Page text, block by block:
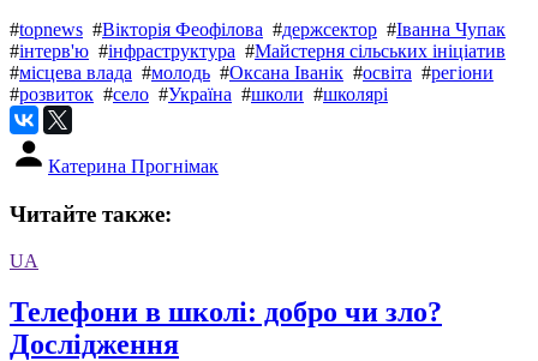
#topnews #Вікторія Феофілова #держсектор #Іванна Чупак
#інтерв'ю #інфраструктура #Майстерня сільських ініціатив
#місцева влада #молодь #Оксана Іванік #освіта #регіони
#розвиток #село #Україна #школи #школярі
Катерина Прогнімак
Читайте также:
UA
Телефони в школі: добро чи зло?
Дослідження